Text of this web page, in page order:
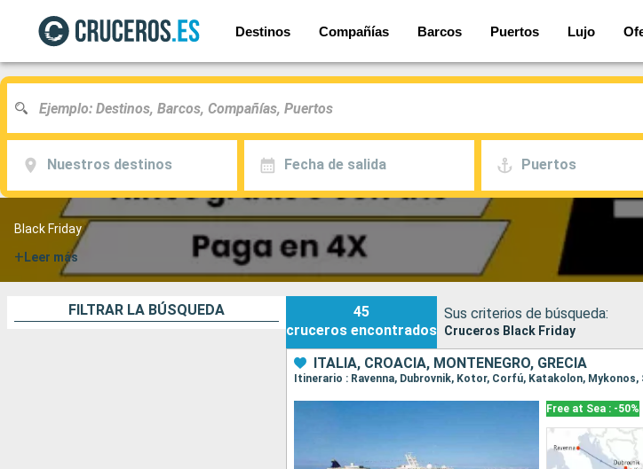
Destinos Compañías Barcos Puertos Lujo
Nuestros destinos Fecha de salida Puertos
Black Friday
+ Leer más
FILTRAR LA BÚSQUEDA
45
cruceros encontrados
Sus criterios de búsqueda:
Cruceros Black Friday
ITALIA, CROACIA, MONTENEGRO, GRECIA
Itinerario : Ravenna, Dubrovnik, Kotor, Corfú, Katakolon,
Free at Sea : -50%